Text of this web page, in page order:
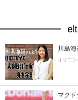
川島
オリコ
マク